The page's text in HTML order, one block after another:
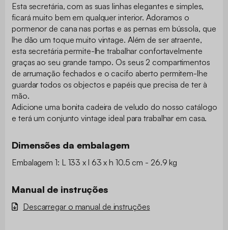
Esta secretária, com as suas linhas elegantes e simples,
ficará muito bem em qualquer interior. Adoramos o
pormenor de cana nas portas e as pernas em bússola, que
lhe dão um toque muito vintage. Além de ser atraente,
esta secretária permite-lhe trabalhar confortavelmente
graças ao seu grande tampo. Os seus 2 compartimentos
de arrumação fechados e o cacifo aberto permitem-lhe
guardar todos os objectos e papéis que precisa de ter à
mão.
Adicione uma bonita cadeira de veludo do nosso catálogo
e terá um conjunto vintage ideal para trabalhar em casa.
Dimensões da embalagem
Embalagem 1: L 133 x l 63 x h 10.5 cm - 26.9 kg
Manual de instruções
Descarregar o manual de instruções